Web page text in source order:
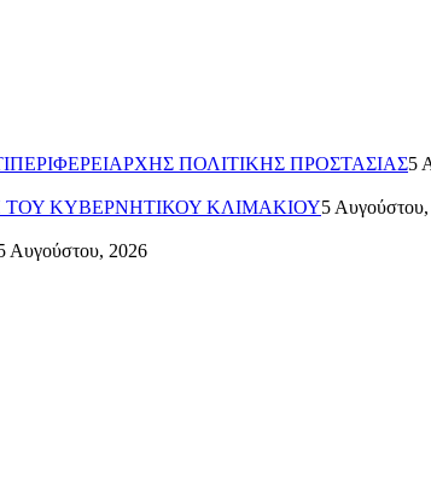
ΠΟΛΙΤΙΚΗΣ ΠΡΟΣΤΑΣΙΑΣ5
ΤΟΥ ΚΥΒΕΡΝΗΤΙΚΟΥ ΚΛΙΜΑΚΙΟΥ5
Αυγούστου, 2026